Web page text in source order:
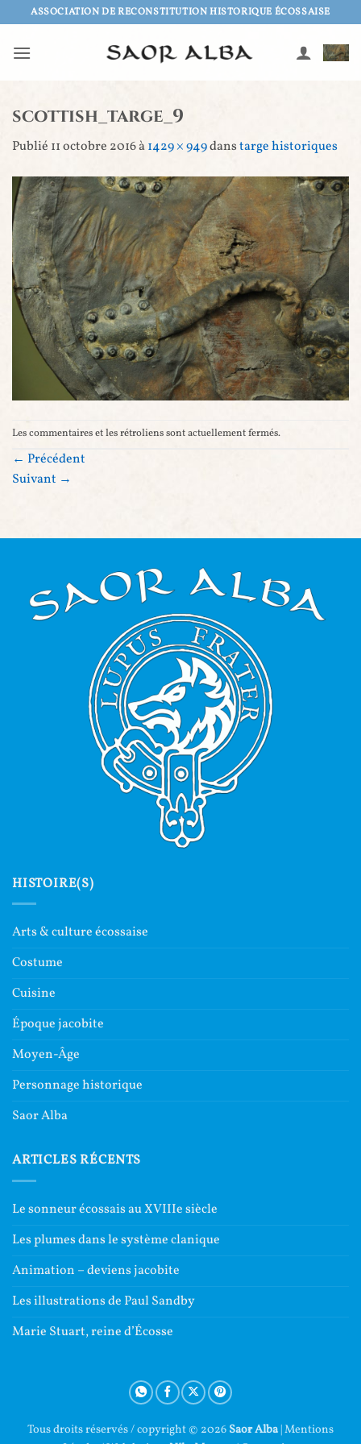
Passer
au
contenu
ASSOCIATION DE RECONSTITUTION HISTORIQUE ÉCOSSAISE
scottish_targe_9
Publié 11 octobre 2016à1429 × 949danstarge historiques
Les commentaires et les rétroliens sont actuellement fermés.
← Précédent
Suivant →
HISTOIRE(S)
Arts & culture écossaise
Costume
Cuisine
Époque jacobite
Moyen-Âge
Personnage historique
Saor Alba
ARTICLES RÉCENTS
Le sonneur écossais au XVIIIe siècle
Les plumes dans le système clanique
Animation – deviens jacobite
Les illustrations de Paul Sandby
Marie Stuart, reine d’Écosse
Tous droits réservés / copyright © 2026 Saor Alba|Mentions